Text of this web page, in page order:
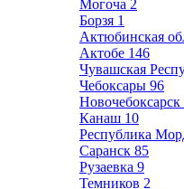
Могоча 2
Борзя 1
Актюбинская
Актобе 146
Чувашская
Чебоксары 96
Новочебоксарск
Канаш 10
Республика
Саранск 85
Рузаевка 9
Темников 2